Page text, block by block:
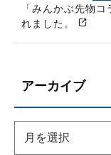
「みんかぶ先物
れました。
アーカイブ